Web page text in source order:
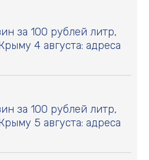
за 100 рублей литр,
4 августа: адреса
за 100 рублей литр,
5 августа: адреса